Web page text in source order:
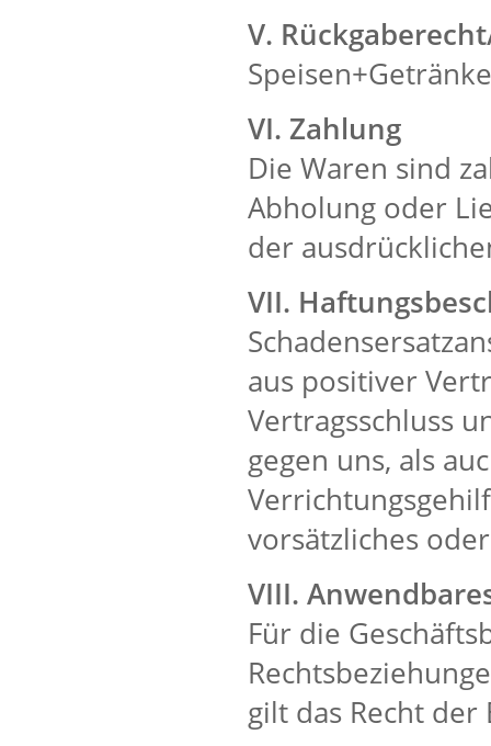
V.
VI. Zahlung
Die Waren sind
Abholung oder
der
VII.
aus positiver
Vertragsschluss
gegen uns, als
vorsätzliches
VIII.
Für die
gilt das Recht